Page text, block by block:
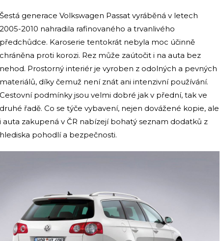
generace Volkswagen Passat vyráběná v letech
2010 nahradila rafinovaného a trvanlivého
Karoserie tentokrát nebyla moc účinně
proti korozi. Rez může zaútočit i na auta bez
Prostorný interiér je vyroben z odolných a pevných
díky čemuž není znát ani intenzivní používání.
podmínky jsou velmi dobré jak v přední, tak ve
řadě. Co se týče vybavení, nejen dovážené kopie, ale
auta zakupená v ČR nabízejí bohatý seznam dodatků z
pohodlí a bezpečnosti.